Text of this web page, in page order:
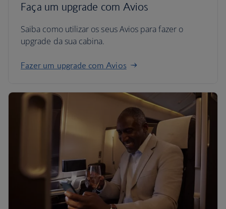
Faça um upgrade com Avios
Saiba como utilizar os seus Avios para fazer o
upgrade da sua cabina.
Fazer um upgrade com Avios